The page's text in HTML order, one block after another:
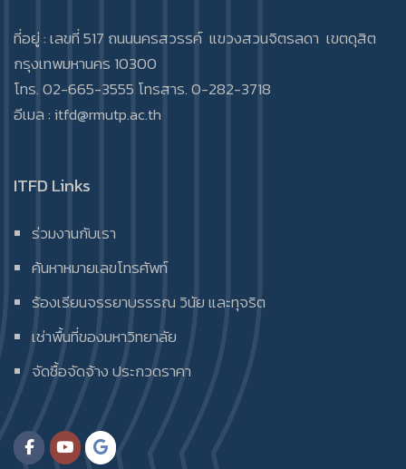
ที่อยู่ : เลขที่ 517 ถนนนครสวรรค์ แขวงสวนจิตรลดา เขตดุสิต
กรุงเทพมหานคร 10300
โทร. 02-665-3555 โทรสาร. 0-282-3718
อีเมล :itfd@rmutp.ac.th
ITFD Links
ร่วมงานกับเรา
ค้นหาหมายเลขโทรศัพท์
ร้องเรียนจรรยาบรรรณ วินัย และทุจริต
เช่าพื้นที่ของมหาวิทยาลัย
จัดซื้อจัดจ้าง ประกวดราคา